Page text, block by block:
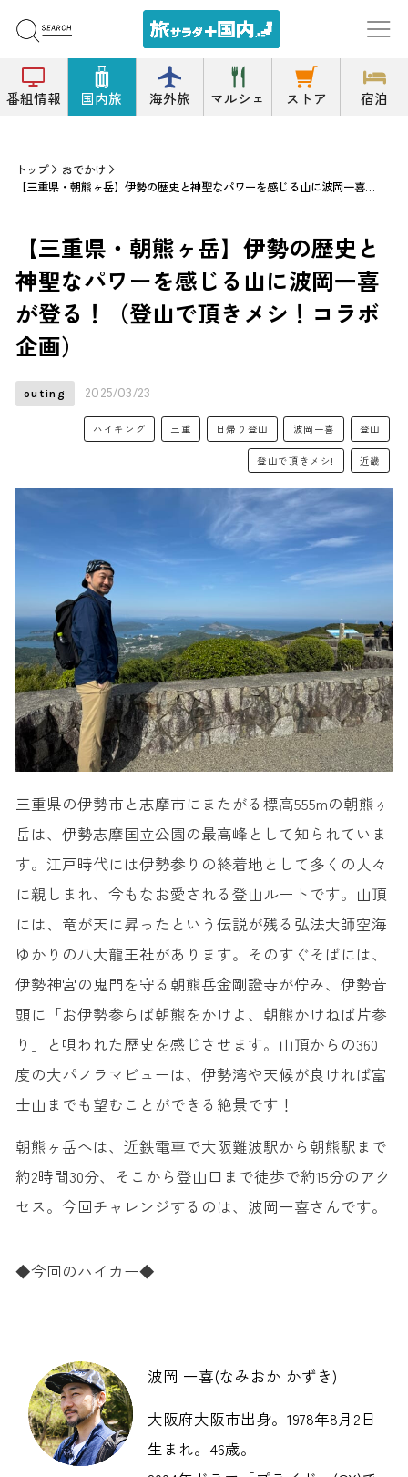
番組情報 国内旅 海外旅 マルシェ ストア 宿泊
トップ
おでかけ
【三重県・朝熊ヶ岳】伊勢の歴史と神聖なパワーを感じる山に波岡一喜が登る！（登山で頂きメシ！コラボ企画）
【三重県・朝熊ヶ岳】伊勢の歴史と
神聖なパワーを感じる山に波岡一喜
が登る！（登山で頂きメシ！コラボ
企画）
outing 2025/03/23
ハイキング 三重 日帰り登山 波岡一喜 登山
登山で頂きメシ! 近畿
三重県の伊勢市と志摩市にまたがる標高555mの朝熊ヶ
岳は、伊勢志摩国立公園の最高峰として知られていま
す。江戸時代には伊勢参りの終着地として多くの人々
に親しまれ、今もなお愛される登山ルートです。山頂
には、竜が天に昇ったという伝説が残る弘法大師空海
ゆかりの八大龍王社があります。そのすぐそばには、
伊勢神宮の鬼門を守る朝熊岳金剛證寺が佇み、伊勢音
頭に「お伊勢参らば朝熊をかけよ、朝熊かけねば片参
り」と唄われた歴史を感じさせます。山頂からの360
度の大パノラマビューは、伊勢湾や天候が良ければ富
士山までも望むことができる絶景です！
朝熊ヶ岳へは、近鉄電車で大阪難波駅から朝熊駅まで
約2時間30分、そこから登山口まで徒歩で約15分のアク
セス。今回チャレンジするのは、波岡一喜さんです。
◆今回のハイカー◆
波岡 一喜(なみおか かずき)
大阪府大阪市出身。1978年8月2日
生まれ。46歳。